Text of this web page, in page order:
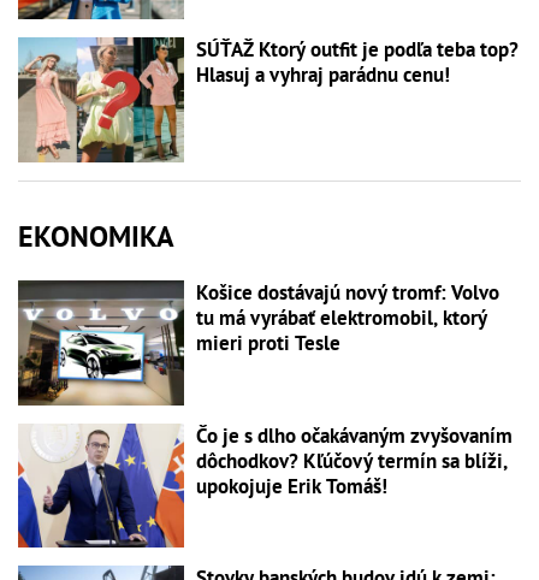
SÚŤAŽ Ktorý outfit je podľa teba top?
Hlasuj a vyhraj parádnu cenu!
EKONOMIKA
Košice dostávajú nový tromf: Volvo
tu má vyrábať elektromobil, ktorý
mieri proti Tesle
Čo je s dlho očakávaným zvyšovaním
dôchodkov? Kľúčový termín sa blíži,
upokojuje Erik Tomáš!